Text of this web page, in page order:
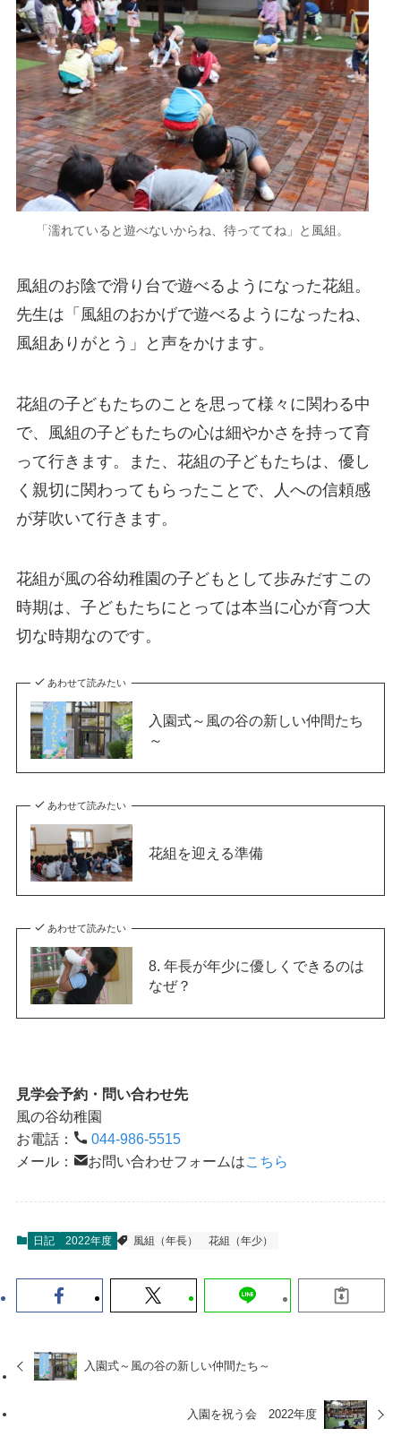
「濡れていると遊べないからね、待っててね」と風組。
風組のお陰で滑り台で遊べるようになった花組。
先生は「風組のおかげで遊べるようになったね、
風組ありがとう」と声をかけます。
花組の子どもたちのことを思って様々に関わる中
で、風組の子どもたちの心は細やかさを持って育
って行きます。また、花組の子どもたちは、優し
く親切に関わってもらったことで、人への信頼感
が芽吹いて行きます。
花組が風の谷幼稚園の子どもとして歩みだすこの
時期は、子どもたちにとっては本当に心が育つ大
切な時期なのです。
あわせて読みたい
入園式～風の谷の新しい仲間たち
～
あわせて読みたい
花組を迎える準備
あわせて読みたい
8. 年長が年少に優しくできるのは
なぜ？
見学会予約・問い合わせ先
風の谷幼稚園
お電話：
044-986-5515
メール：
お問い合わせフォームはこちら
日記 2022年度 風組（年長） 花組（年少）
入園式～風の谷の新しい仲間たち～
入園を祝う会 2022年度